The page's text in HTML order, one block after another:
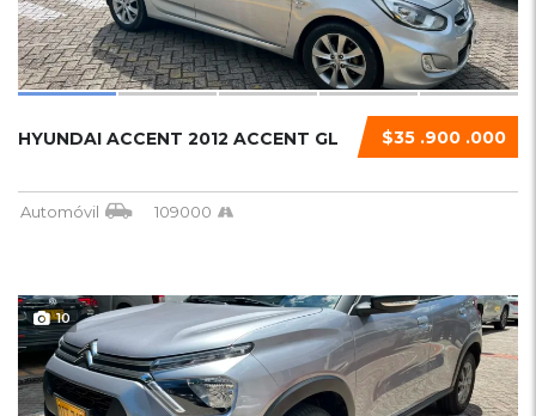
$35 .900 .000
HYUNDAI ACCENT 2012 ACCENT GL
Automóvil 109000
10